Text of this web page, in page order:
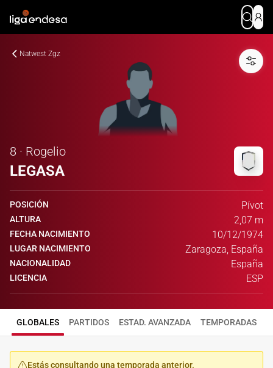
Natwest Zgz
8 · Rogelio
LEGASA
POSICIÓN Pívot
ALTURA 2,07 m
FECHA NACIMIENTO 10/12/1974
LUGAR NACIMIENTO Zaragoza, España
NACIONALIDAD España
LICENCIA ESP
GLOBALES PARTIDOS ESTAD. AVANZADA TEMPORADAS
Estás consultando una temporada anterior.